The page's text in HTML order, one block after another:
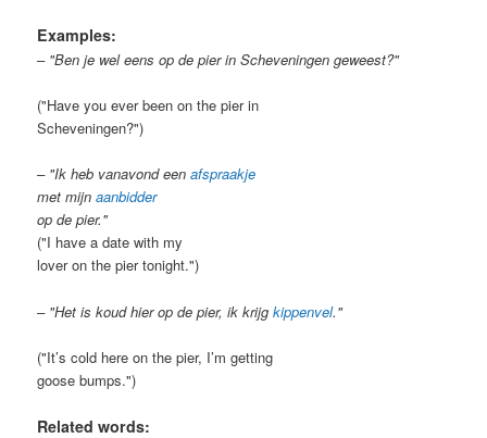
Examples:
– "Ben je wel eens op de pier in Scheveningen geweest?"
("Have you ever been on the pier in
Scheveningen?")
– "Ik heb vanavond eenafspraakje
met mijnaanbidder
op de pier."
("I have a date with my
lover on the pier tonight.")
– "Het is koud hier op de pier, ik krijgkippenvel."
("It’s cold here on the pier, I’m getting
goose bumps.")
Related words: